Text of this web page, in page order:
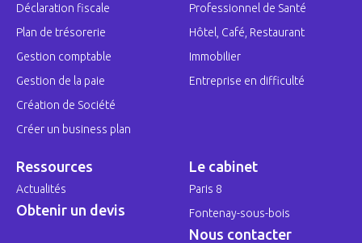
Déclaration fiscale
Plan de trésorerie
Gestion comptable
Gestion de la paie
Création de Société
Créer un business plan
Professionnel de Santé
Hôtel, Café, Restaurant
Immobilier
Entreprise en difficulté
Ressources
Actualités
Obtenir un devis
Le cabinet
Paris 8
Fontenay-sous-bois
Nous contacter